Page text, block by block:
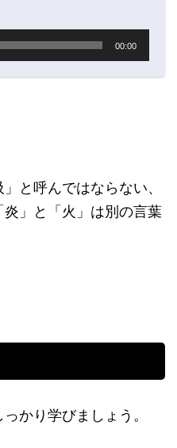
00:00
と呼んではならない、
」と「火」は別の言葉
かり学びましょう。